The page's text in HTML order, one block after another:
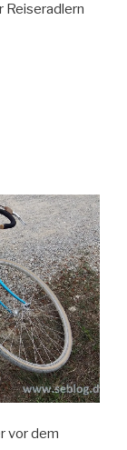
Reiseradlern
vor dem